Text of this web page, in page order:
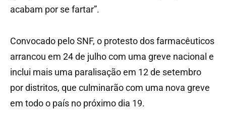
acabam por se fartar”.
Convocado pelo SNF, o protesto dos farmacêuticos
arrancou em 24 de julho com uma greve nacional e
inclui mais uma paralisação em 12 de setembro
por distritos, que culminarão com uma nova greve
em todo o país no próximo dia 19.